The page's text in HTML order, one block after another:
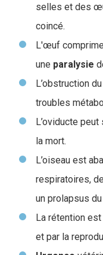
selles et des
coincé.
L'œuf
une paralysie
L’obstruction
troubles
L’oviducte
la mort.
L’oiseau est
respiratoires,
un prolapsus
La rétention
et par la